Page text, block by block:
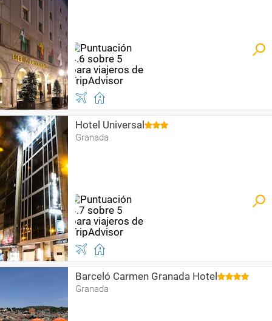
Hotel Universal
Granada
Barceló Carmen Granada Hotel
Granada